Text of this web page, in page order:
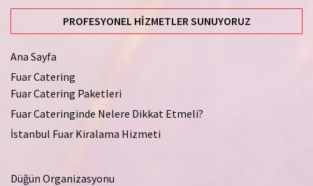
PROFESYONEL HIZMETLER SUNUYORUZ
Ana Sayfa
Fuar Catering
Fuar Catering Paketleri
Fuar Cateringinde Nelere Dikkat Etmeli?
İstanbul Fuar Kiralama Hizmeti
Düğün Organizasyonu